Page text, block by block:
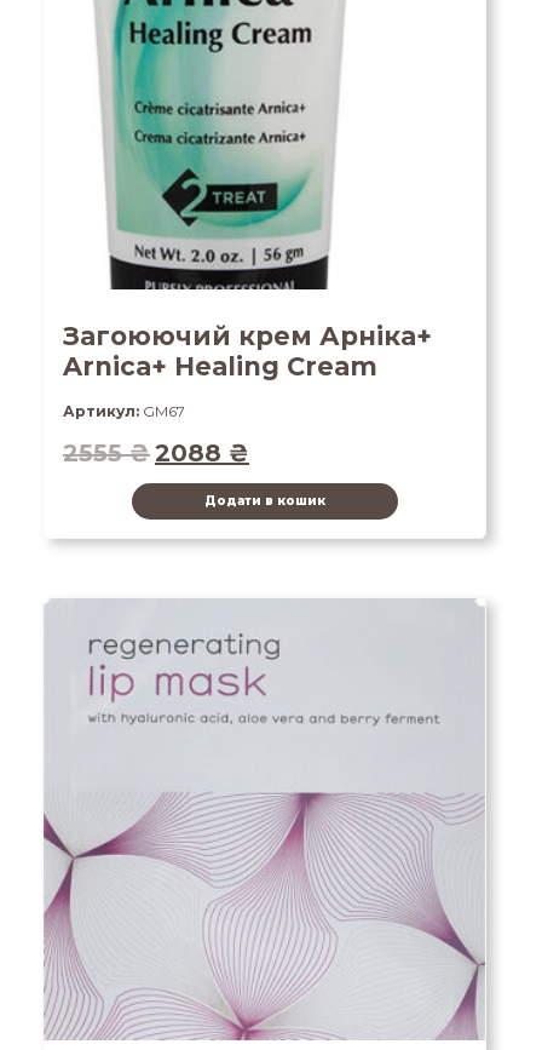
Загоюючий крем Арніка+
Arnica+ Healing Cream
Артикул: GM67
2555₴2088 ₴
Додати в кошик